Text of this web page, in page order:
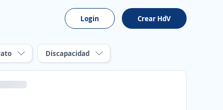
Login Crear HdV
Discapacidad